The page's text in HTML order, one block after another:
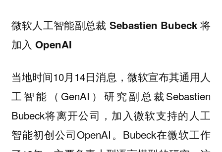
微软人工智能副总裁 Sebastien Bubeck 将
加入 OpenAI
当地时间10月14日消息，微软宣布其通用人
工智能（GenAI）研究副总裁Sebastien
Bubeck将离开公司，加入微软支持的人工
智能初创公司OpenAI。Bubeck在微软工作